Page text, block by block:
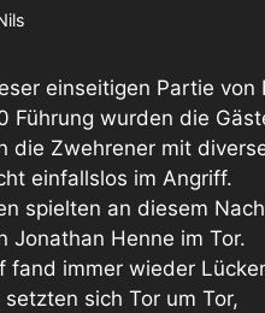
einseitigen Partie
Führung wurden die
die Zwehrener mit
einfallslos im Angriff.
spielten an diesem
Jonathan Henne im Tor.
fand immer wieder
sich Tor um Tor,